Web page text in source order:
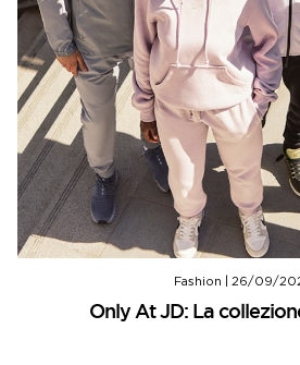
Fashion 26/09/
Only At JD: La